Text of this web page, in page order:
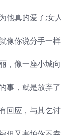
他真的爱了;女
像你说分手一样
，像一座小城向
事，就是放弃
回应，与其乞